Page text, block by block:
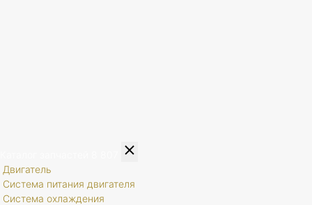
Двигатель
Система питания двигателя
Система охлаждения